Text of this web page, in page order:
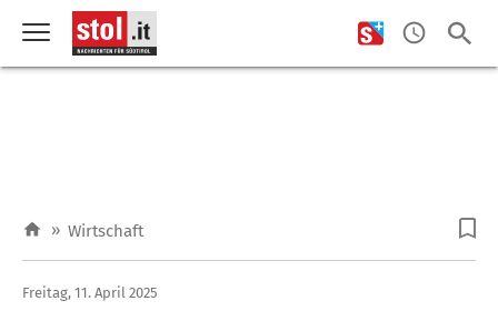
» Wirtschaft
Freitag, 11. April 2025